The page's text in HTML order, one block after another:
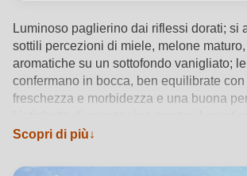
Luminoso paglierino dai riflessi dorati; si
sottili percezioni di miele, melone
aromatiche su un sottofondo vanigliato;
confermano in bocca, ben equilibrate
freschezza e morbidezza e una buona
Piazza San Giovenale troviamo: la
precedente tempio etrusco consacrato a
Scopri di più